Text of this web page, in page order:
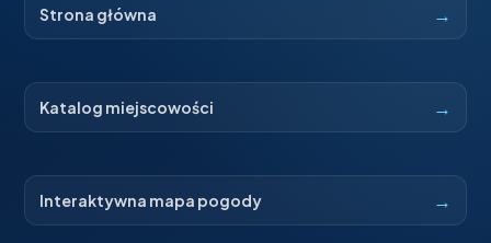
Strona główna →
Katalog miejscowości →
Interaktywna mapa pogody →